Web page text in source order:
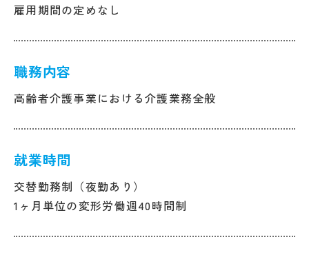
雇用期間の定めなし
職務内容
高齢者介護事業における介護業務全般
就業時間
交替勤務制（夜勤あり）
1ヶ月単位の変形労働週40時間制